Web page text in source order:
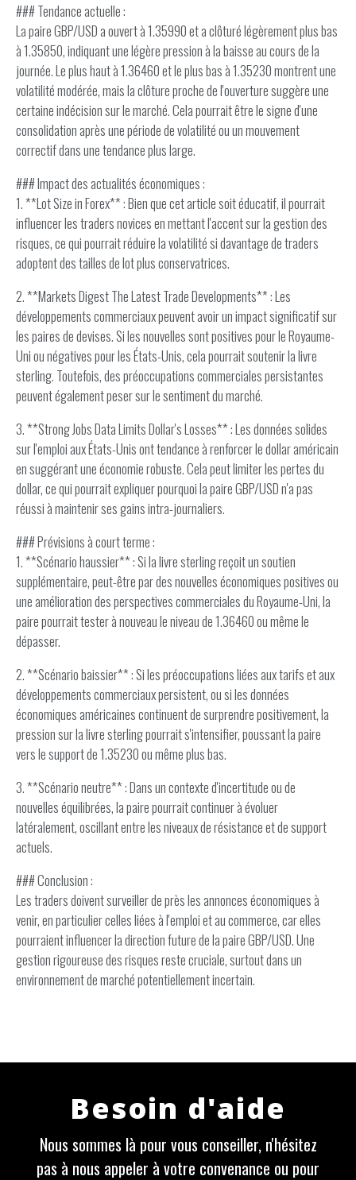
### Tendance actuelle :
La paire GBP/USD a ouvert à 1.35990 et a clôturé légèrement plus bas
à 1.35850, indiquant une légère pression à la baisse au cours de la
journée. Le plus haut à 1.36460 et le plus bas à 1.35230 montrent une
volatilité modérée, mais la clôture proche de l'ouverture suggère une
certaine indécision sur le marché. Cela pourrait être le signe d'une
consolidation après une période de volatilité ou un mouvement
correctif dans une tendance plus large.
### Impact des actualités économiques :
1. **Lot Size in Forex** : Bien que cet article soit éducatif, il pourrait
influencer les traders novices en mettant l'accent sur la gestion des
risques, ce qui pourrait réduire la volatilité si davantage de traders
adoptent des tailles de lot plus conservatrices.
2. **Markets Digest The Latest Trade Developments** : Les
développements commerciaux peuvent avoir un impact significatif sur
les paires de devises. Si les nouvelles sont positives pour le Royaume-
Uni ou négatives pour les États-Unis, cela pourrait soutenir la livre
sterling. Toutefois, des préoccupations commerciales persistantes
peuvent également peser sur le sentiment du marché.
3. **Strong Jobs Data Limits Dollar's Losses** : Les données solides
sur l'emploi aux États-Unis ont tendance à renforcer le dollar américain
en suggérant une économie robuste. Cela peut limiter les pertes du
dollar, ce qui pourrait expliquer pourquoi la paire GBP/USD n'a pas
réussi à maintenir ses gains intra-journaliers.
### Prévisions à court terme :
1. **Scénario haussier** : Si la livre sterling reçoit un soutien
supplémentaire, peut-être par des nouvelles économiques positives ou
une amélioration des perspectives commerciales du Royaume-Uni, la
paire pourrait tester à nouveau le niveau de 1.36460 ou même le
dépasser.
2. **Scénario baissier** : Si les préoccupations liées aux tarifs et aux
développements commerciaux persistent, ou si les données
économiques américaines continuent de surprendre positivement, la
pression sur la livre sterling pourrait s'intensifier, poussant la paire
vers le support de 1.35230 ou même plus bas.
3. **Scénario neutre** : Dans un contexte d'incertitude ou de
nouvelles équilibrées, la paire pourrait continuer à évoluer
latéralement, oscillant entre les niveaux de résistance et de support
actuels.
### Conclusion :
Les traders doivent surveiller de près les annonces économiques à
venir, en particulier celles liées à l'emploi et au commerce, car elles
pourraient influencer la direction future de la paire GBP/USD. Une
gestion rigoureuse des risques reste cruciale, surtout dans un
environnement de marché potentiellement incertain.
Besoin d'aide
Nous sommes là pour vous conseiller, n'hésitez
pas à nous appeler à votre convenance ou pour